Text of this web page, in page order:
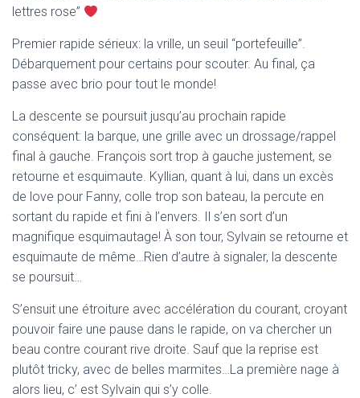
lettres rose”
Premier rapide sérieux: la vrille, un seuil “portefeuille”.
Débarquement pour certains pour scouter. Au final, ça
passe avec brio pour tout le monde!
La descente se poursuit jusqu’au prochain rapide
conséquent: la barque, une grille avec un drossage/rappel
final à gauche. François sort trop à gauche justement, se
retourne et esquimaute. Kyllian, quant à lui, dans un excès
de love pour Fanny, colle trop son bateau, la percute en
sortant du rapide et fini à l’envers. Il s’en sort d’un
magnifique esquimautage! À son tour, Sylvain se retourne et
esquimaute de même…Rien d’autre à signaler, la descente
se poursuit…
S’ensuit une étroiture avec accélération du courant, croyant
pouvoir faire une pause dans le rapide, on va chercher un
beau contre courant rive droite. Sauf que la reprise est
plutôt tricky, avec de belles marmites…La première nage à
alors lieu, c’ est Sylvain qui s’y colle.